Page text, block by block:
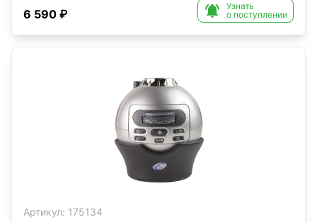
6 590 ₽ 
Узнать
о поступлении
Артикул: 175134